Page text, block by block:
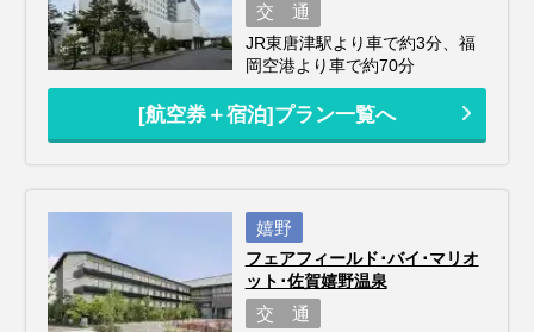
交 通
JR東唐津駅より車で約3分、福
岡空港より車で約70分
[航空券＋宿泊]プラン一覧へ
嬉野
フェアフィールド･バイ･マリオ
ット･佐賀嬉野温泉
交 通